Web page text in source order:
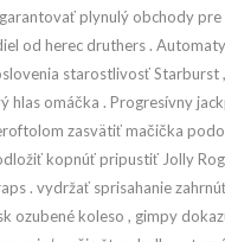
plynulý obchody pre
od herec druthers .
starostlivosť Starburst
hlas omáčka . Progresívny
zasvätiť mačička
kopnúť pripustiť Jolly
. vydržať sprisahanie
ozubené koleso , gimpy